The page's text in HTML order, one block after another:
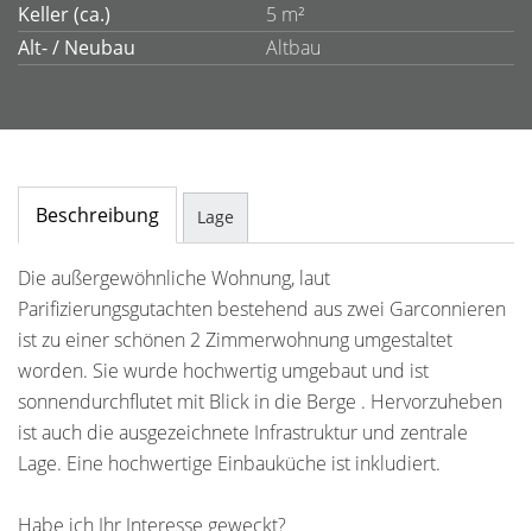
Keller (ca.)
5 m²
Alt- / Neubau
Altbau
Beschreibung Lage
Die außergewöhnliche Wohnung, laut
Parifizierungsgutachten bestehend aus zwei Garconnieren
ist zu einer schönen 2 Zimmerwohnung umgestaltet
worden. Sie wurde hochwertig umgebaut und ist
sonnendurchflutet mit Blick in die Berge . Hervorzuheben
ist auch die ausgezeichnete Infrastruktur und zentrale
Lage. Eine hochwertige Einbauküche ist inkludiert.
Habe ich Ihr Interesse geweckt?